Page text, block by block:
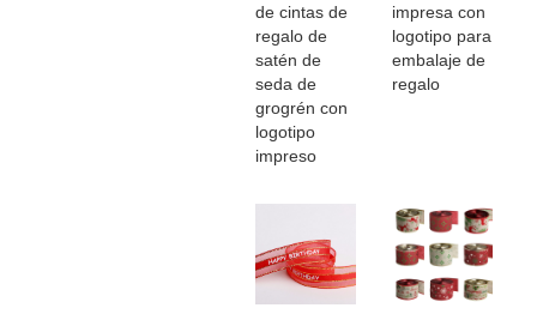
de cintas de
regalo de
satén de
seda de
grogrén con
logotipo
impreso
impresa con
logotipo para
embalaje de
regalo